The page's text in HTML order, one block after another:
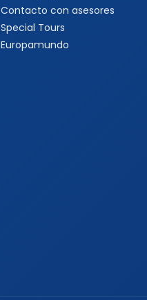
Contacto con asesores
Special Tours
Europamundo